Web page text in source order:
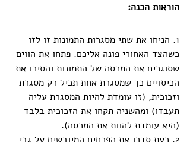
הוראות הכנה:
1. הניחו את שתי מסגרות התמונות זו לזו
כשהצד האחורי פונה אליכם. פתחו את הווים
שסוגרים את המכסה של התמונות והסירו את
הכיסויים כך שמסגרת אחת תכיל רק מסגרת
וזכוכית, (זו עומדת להיות המסגרת עליה
תעבדו) ומהשניה תקחו את הזכוכית בלבד
(היא עומדת להוות את המכסה).